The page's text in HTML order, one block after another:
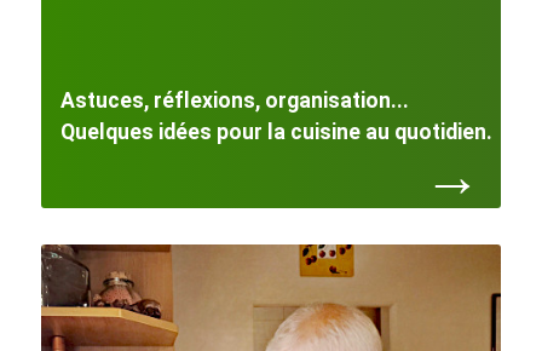
Astuces, réflexions, organisation...
Quelques idées pour la cuisine au quotidien.
→